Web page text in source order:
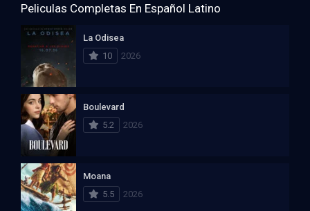
Peliculas Completas En Español Latino
La Odisea
10
2026
Boulevard
5.2
2026
Moana
5.5
2026